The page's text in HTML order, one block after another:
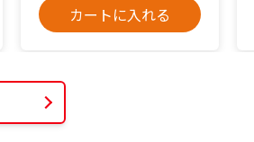
カートに入れる